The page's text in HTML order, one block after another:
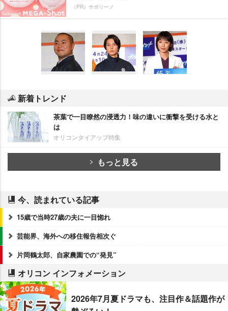
（PR）サボリーノ
新着トレンド
茶葉で一目瞭然の浸透力！味の違いに衝撃を受ける水と
は
オリコンタイアップ特集
もっと見る
今、読まれている記事
15歳で当時27歳の夫に一目惚れ
芸能界、海外への移住報告相次ぐ
片岡鶴太郎、自家農園での“発見”
オリコン インフォメーション
2026年7月夏ドラマも、注目作＆話題作が